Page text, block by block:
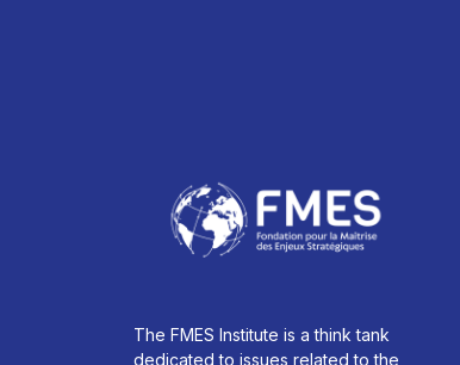
The FMES Institute is a think tank
dedicated to issues related to the